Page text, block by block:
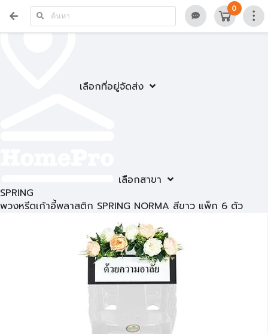
เลือกที่อยู่จัดส่ง
เลือกสาขา
0
SPRING
พวงหรีดเก้าอี้พลาสติก SPRING NORMA สีขาว แพ็ก 6 ตัว